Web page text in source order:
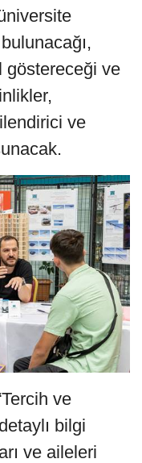
göstereceği ve
ve
ve
bilgi
ve aileleri